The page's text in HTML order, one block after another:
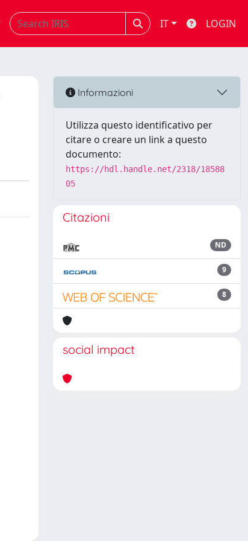
IT LOGIN
Informazioni
Utilizza questo identificativo per
citare o creare un link a questo
documento:
https://hdl.handle.net/2318/18588
05
Citazioni
ND
9
8
social impact